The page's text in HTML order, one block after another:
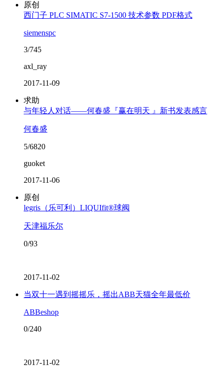
原创
西门子 PLC SIMATIC S7-1500 技术参数 PDF格式
siemenspc
3/745
axl_ray
2017-11-09
求助
与年轻人对话——何春盛『赢在明天 』新书发表感言
何春盛
5/6820
guoket
2017-11-06
原创
legris（乐可利）LIQUIfit®球阀
天津福乐尔
0/93
2017-11-02
当双十一遇到摇摇乐，摇出ABB天猫全年最低价
ABBeshop
0/240
2017-11-02